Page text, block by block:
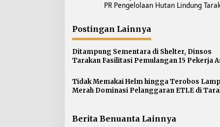
i
g
a
s
p
o
PR Pengelolaan Hutan Lindung
Postingan Lainnya
Ditampung Sementara di Shelter, Dinsos
Tarakan Fasilitasi Pemulangan 15 Pekerja
Tidak Memakai Helm hingga Terobos
Merah Dominasi Pelanggaran ETLE di
Berita Benuanta Lainnya